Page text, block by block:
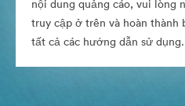
nội dung quảng cáo, vui lòng
truy cập ở trên và hoàn thành
tất cả các hướng dẫn sử dụng.